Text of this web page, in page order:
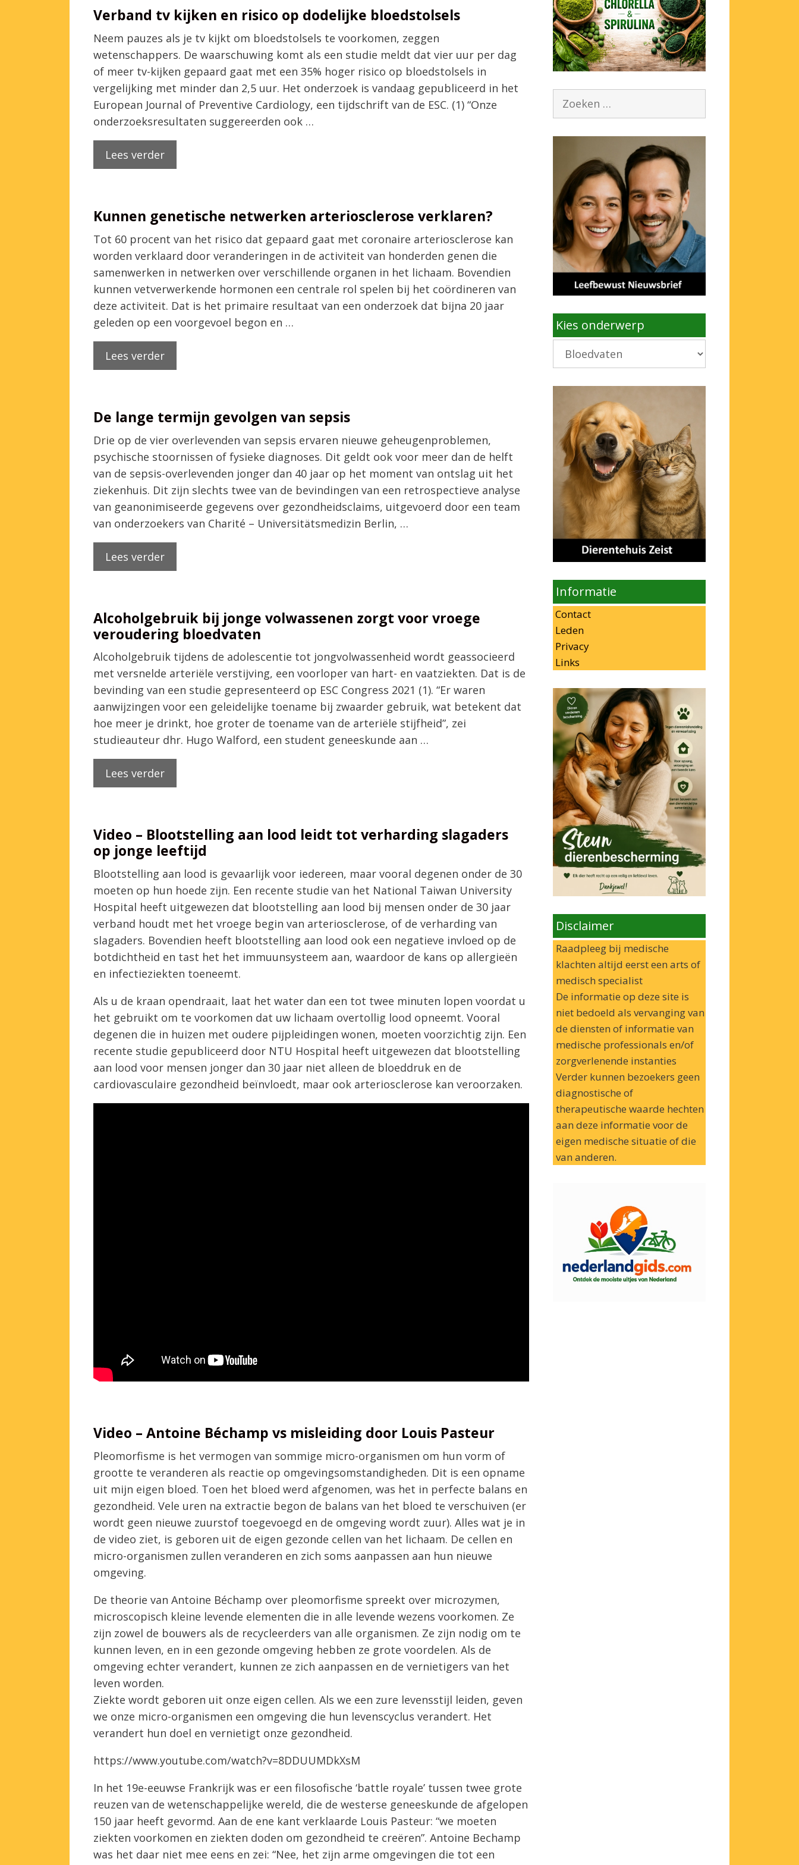
Verband tv kijken en risico op dodelijke bloedstolsels
Neem pauzes als je tv kijkt om bloedstolsels te voorkomen, zeggen
wetenschappers. De waarschuwing komt als een studie meldt dat vier uur per dag
of meer tv-kijken gepaard gaat met een 35% hoger risico op bloedstolsels in
vergelijking met minder dan 2,5 uur. Het onderzoek is vandaag gepubliceerd in het
European Journal of Preventive Cardiology, een tijdschrift van de ESC. (1) “Onze
onderzoeksresultaten suggereerden ook …
Lees verder
Kunnen genetische netwerken arteriosclerose verklaren?
Tot 60 procent van het risico dat gepaard gaat met coronaire arteriosclerose kan
worden verklaard door veranderingen in de activiteit van honderden genen die
samenwerken in netwerken over verschillende organen in het lichaam. Bovendien
kunnen vetverwerkende hormonen een centrale rol spelen bij het coördineren van
deze activiteit. Dat is het primaire resultaat van een onderzoek dat bijna 20 jaar
geleden op een voorgevoel begon en …
Lees verder
De lange termijn gevolgen van sepsis
Drie op de vier overlevenden van sepsis ervaren nieuwe geheugenproblemen,
psychische stoornissen of fysieke diagnoses. Dit geldt ook voor meer dan de helft
van de sepsis-overlevenden jonger dan 40 jaar op het moment van ontslag uit het
ziekenhuis. Dit zijn slechts twee van de bevindingen van een retrospectieve analyse
van geanonimiseerde gegevens over gezondheidsclaims, uitgevoerd door een team
van onderzoekers van Charité – Universitätsmedizin Berlin, …
Lees verder
Alcoholgebruik bij jonge volwassenen zorgt voor vroege
veroudering bloedvaten
Alcoholgebruik tijdens de adolescentie tot jongvolwassenheid wordt geassocieerd
met versnelde arteriële verstijving, een voorloper van hart- en vaatziekten. Dat is de
bevinding van een studie gepresenteerd op ESC Congress 2021 (1). “Er waren
aanwijzingen voor een geleidelijke toename bij zwaarder gebruik, wat betekent dat
hoe meer je drinkt, hoe groter de toename van de arteriële stijfheid”, zei
studieauteur dhr. Hugo Walford, een student geneeskunde aan …
Lees verder
Video – Blootstelling aan lood leidt tot verharding slagaders
op jonge leeftijd
Blootstelling aan lood is gevaarlijk voor iedereen, maar vooral degenen onder de 30
moeten op hun hoede zijn. Een recente studie van het National Taiwan University
Hospital heeft uitgewezen dat blootstelling aan lood bij mensen onder de 30 jaar
verband houdt met het vroege begin van arteriosclerose, of de verharding van
slagaders. Bovendien heeft blootstelling aan lood ook een negatieve invloed op de
botdichtheid en tast het het immuunsysteem aan, waardoor de kans op allergieën
en infectieziekten toeneemt.
Als u de kraan opendraait, laat het water dan een tot twee minuten lopen voordat u
het gebruikt om te voorkomen dat uw lichaam overtollig lood opneemt. Vooral
degenen die in huizen met oudere pijpleidingen wonen, moeten voorzichtig zijn. Een
recente studie gepubliceerd door NTU Hospital heeft uitgewezen dat blootstelling
aan lood voor mensen jonger dan 30 jaar niet alleen de bloeddruk en de
cardiovasculaire gezondheid beïnvloedt, maar ook arteriosclerose kan veroorzaken.
Video – Antoine Béchamp vs misleiding door Louis Pasteur
Pleomorfisme is het vermogen van sommige micro-organismen om hun vorm of
grootte te veranderen als reactie op omgevingsomstandigheden. Dit is een opname
uit mijn eigen bloed. Toen het bloed werd afgenomen, was het in perfecte balans en
gezondheid. Vele uren na extractie begon de balans van het bloed te verschuiven (er
wordt geen nieuwe zuurstof toegevoegd en de omgeving wordt zuur). Alles wat je in
de video ziet, is geboren uit de eigen gezonde cellen van het lichaam. De cellen en
micro-organismen zullen veranderen en zich soms aanpassen aan hun nieuwe
omgeving.
De theorie van Antoine Béchamp over pleomorfisme spreekt over microzymen,
microscopisch kleine levende elementen die in alle levende wezens voorkomen. Ze
zijn zowel de bouwers als de recycleerders van alle organismen. Ze zijn nodig om te
kunnen leven, en in een gezonde omgeving hebben ze grote voordelen. Als de
omgeving echter verandert, kunnen ze zich aanpassen en de vernietigers van het
leven worden.
Ziekte wordt geboren uit onze eigen cellen. Als we een zure levensstijl leiden, geven
we onze micro-organismen een omgeving die hun levenscyclus verandert. Het
verandert hun doel en vernietigt onze gezondheid.
https://www.youtube.com/watch?v=8DDUUMDkXsM
In het 19e-eeuwse Frankrijk was er een filosofische ‘battle royale’ tussen twee grote
reuzen van de wetenschappelijke wereld, die de westerse geneeskunde de afgelopen
150 jaar heeft gevormd. Aan de ene kant verklaarde Louis Pasteur: “we moeten
ziekten voorkomen en ziekten doden om gezondheid te creëren”. Antoine Bechamp
was het daar niet mee eens en zei: “Nee, het zijn arme omgevingen die tot een
Zoek
Kies onderwerp
Kies
Informatie
Contact
Leden
Privacy
Links
Disclaimer
Raadpleeg bij medische
klachten altijd eerst een arts of
medisch specialist
De informatie op deze site is
niet bedoeld als vervanging van
de diensten of informatie van
medische professionals en/of
zorgverlenende instanties
Verder kunnen bezoekers geen
diagnostische of
therapeutische waarde hechten
aan deze informatie voor de
eigen medische situatie of die
van anderen.